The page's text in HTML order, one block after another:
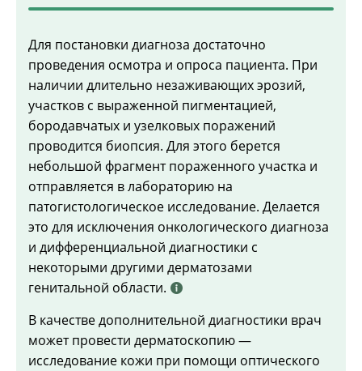
Для постановки диагноза достаточно
проведения осмотра и опроса пациента. При
наличии длительно незаживающих эрозий,
участков с выраженной пигментацией,
бородавчатых и узелковых поражений
проводится биопсия. Для этого берется
небольшой фрагмент пораженного участка и
отправляется в лабораторию на
патогистологическое исследование. Делается
это для исключения онкологического диагноза
и дифференциальной диагностики с
некоторыми другими дерматозами
генитальной области.
В качестве дополнительной диагностики врач
может провести дерматоскопию —
исследование кожи при помощи оптического